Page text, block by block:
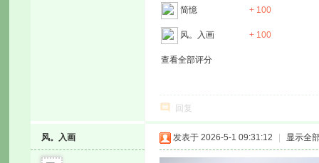
简憶 + 100
风。入画 + 100
查看全部评分
回复
风。入画 发表于 2026-5-1 09:31:12 显示全